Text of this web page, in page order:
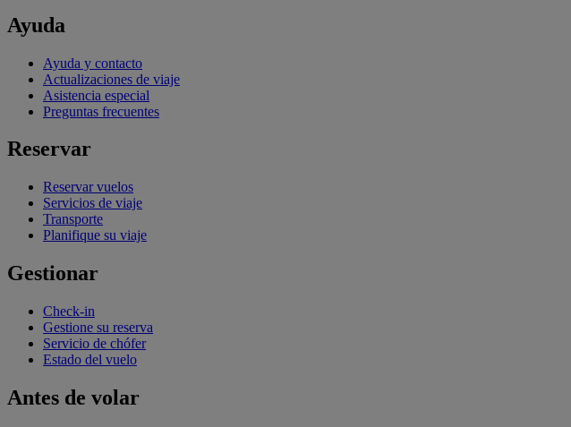
Ayuda
Ayuda y contacto
Actualizaciones de viaje
Asistencia especial
Preguntas frecuentes
Reservar
Reservar vuelos
Servicios de viaje
Transporte
Planifique su viaje
Gestionar
Check-in
Gestione su reserva
Servicio de chófer
Estado del vuelo
Antes de volar